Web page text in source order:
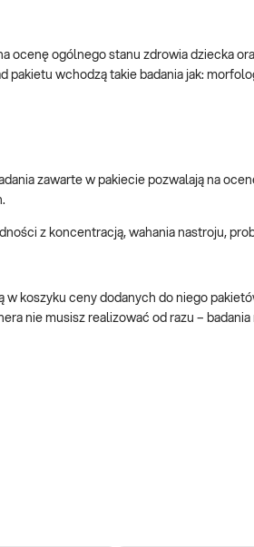
ocenę ogólnego stanu zdrowia dziecka
wchodzą takie badania jak:
zawarte w pakiecie pozwalają na
z koncentracją, wahania nastroju,
w koszyku ceny dodanych do niego
nie musisz realizować od razu –